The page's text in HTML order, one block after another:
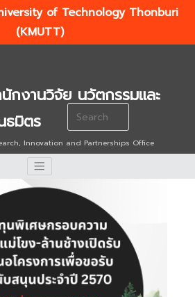
of Technology Thonburi
(KMUTT)
กงานวิจัย นวัตกรรมและ
มิตร
Innovation and Partnerships Office
Search
for: